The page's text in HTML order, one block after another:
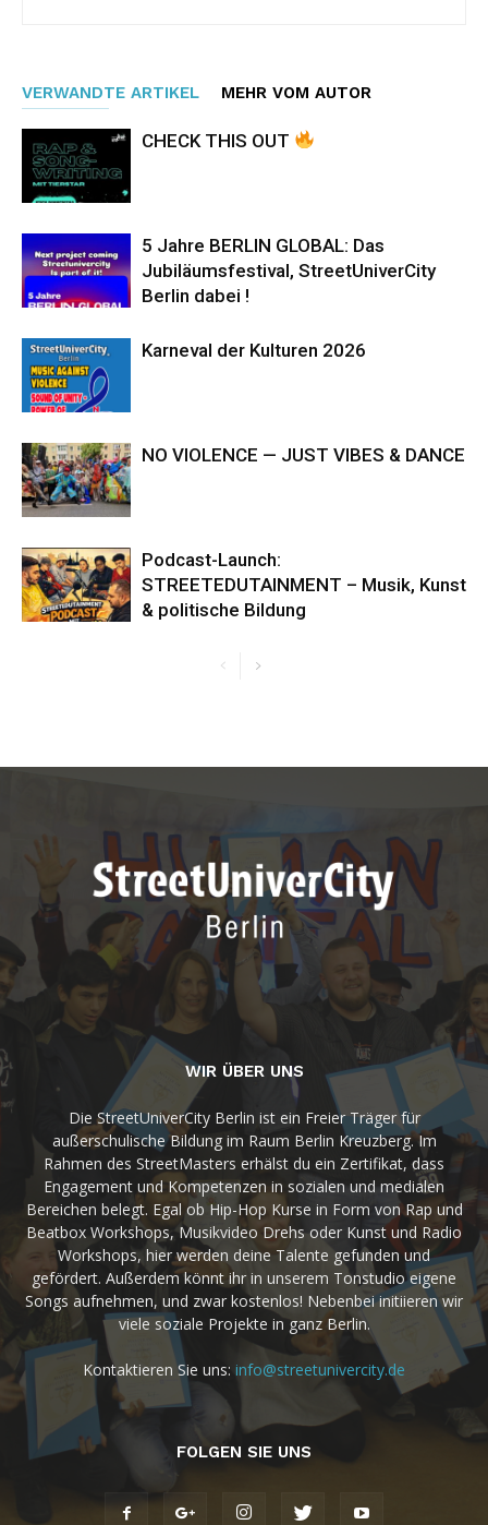
VERWANDTE ARTIKEL MEHR VOM AUTOR
CHECK THIS OUT
5 Jahre BERLIN GLOBAL: Das
Jubiläumsfestival, StreetUniverCity
Berlin dabei !
Karneval der Kulturen 2026
NO VIOLENCE — JUST VIBES & DANCE
Podcast-Launch:
STREETEDUTAINMENT – Musik, Kunst
& politische Bildung
WIR ÜBER UNS
Die StreetUniverCity Berlin ist ein Freier Träger für
außerschulische Bildung im Raum Berlin Kreuzberg. Im
Rahmen des StreetMasters erhälst du ein Zertifikat, dass
Engagement und Kompetenzen in sozialen und medialen
Bereichen belegt. Egal ob Hip-Hop Kurse in Form von Rap und
Beatbox Workshops, Musikvideo Drehs oder Kunst und Radio
Workshops, hier werden deine Talente gefunden und
gefördert. Außerdem könnt ihr in unserem Tonstudio eigene
Songs aufnehmen, und zwar kostenlos! Nebenbei initiieren wir
viele soziale Projekte in ganz Berlin.
Kontaktieren Sie uns: info@streetunivercity.de
FOLGEN SIE UNS